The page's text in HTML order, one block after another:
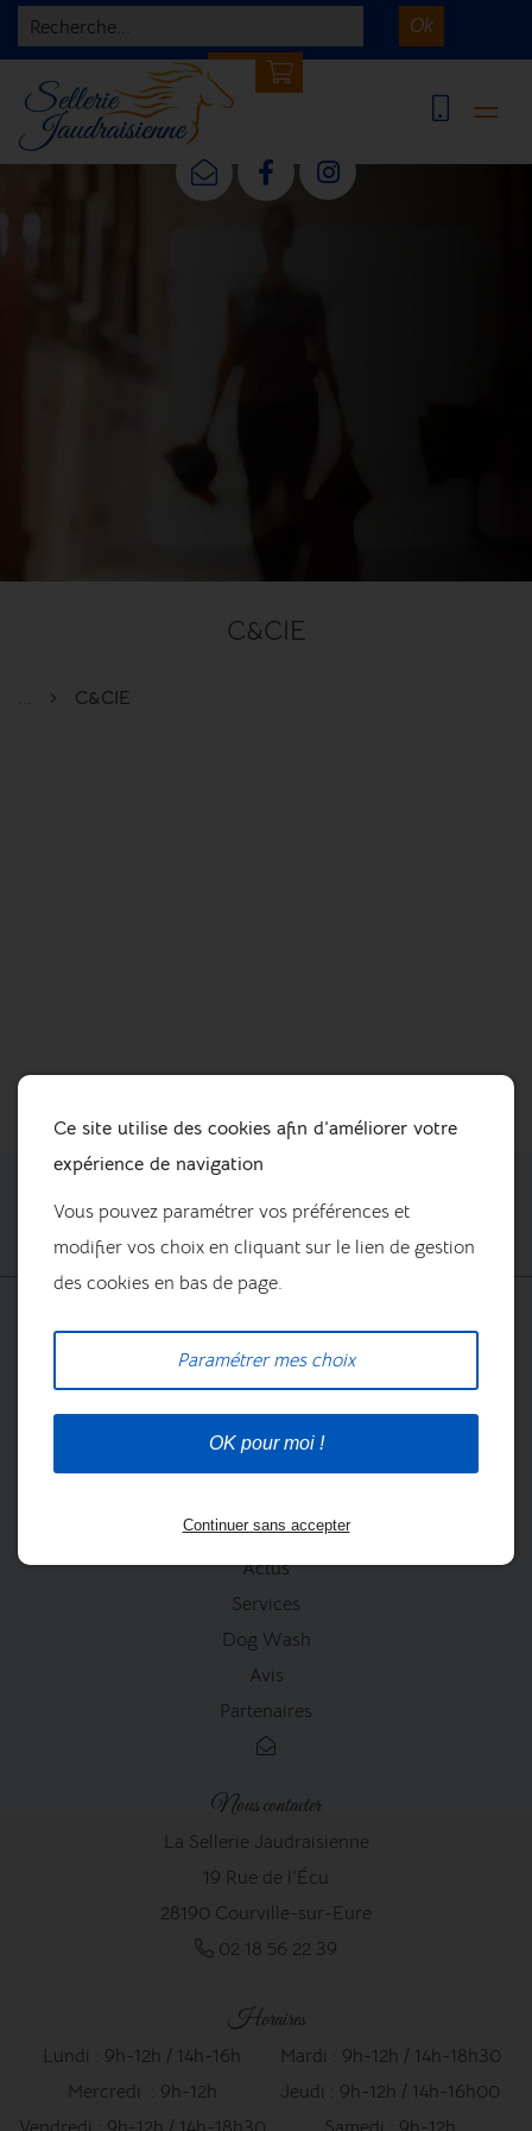
Recherche... Ok
C&CIE
C&CIE
La boutique
Nos marques
Actus
Services
Dog Wash
Avis
Partenaires
Nous contacter
La Sellerie Jaudraisienne
19 Rue de l'Écu
28190 Courville-sur-Eure
02 18 56 22 39
Horaires
Lundi : 9h-12h / 14h-16h
Mardi : 9h-12h / 14h-18h30
Mercredi : 9h-12h
Jeudi : 9h-12h / 14h-16h00
Ce site utilise des cookies afin d’améliorer votre
expérience de navigation
Vous pouvez paramétrer vos préférences et
modifier vos choix en cliquant sur le lien de gestion
des cookies en bas de page.
Paramétrer mes choix
OK pour moi !
Continuer sans accepter